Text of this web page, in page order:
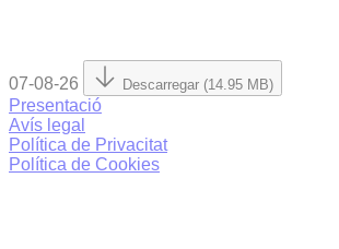
07-08-26 Descarregar (14.95 MB)
Presentació
Avís legal
Política de Privacitat
Política de Cookies